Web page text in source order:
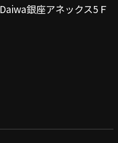
Daiwa銀座アネックス5Ｆ